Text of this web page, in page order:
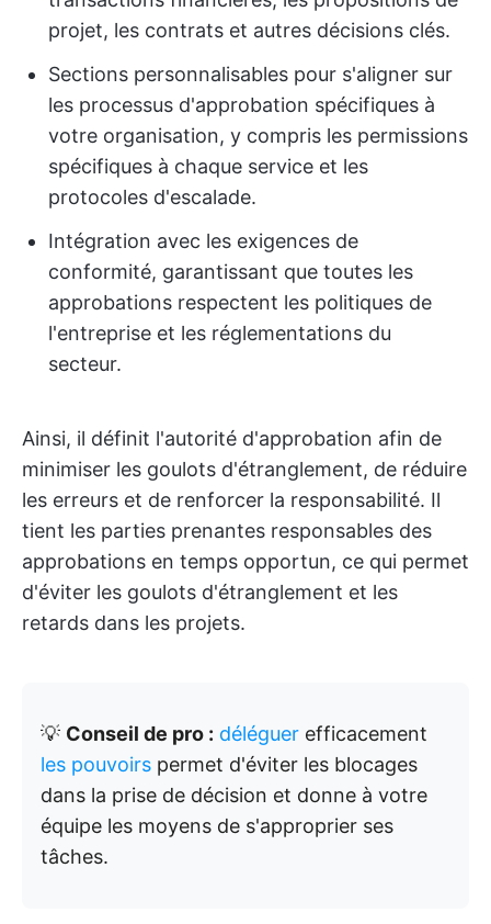
projet, les contrats et autres décisions clés.
Sections personnalisables pour s'aligner sur
les processus d'approbation spécifiques à
votre organisation, y compris les permissions
spécifiques à chaque service et les
protocoles d'escalade.
Intégration avec les exigences de
conformité, garantissant que toutes les
approbations respectent les politiques de
l'entreprise et les réglementations du
secteur.
Ainsi, il définit l'autorité d'approbation afin de
minimiser les goulots d'étranglement, de réduire
les erreurs et de renforcer la responsabilité. Il
tient les parties prenantes responsables des
approbations en temps opportun, ce qui permet
d'éviter les goulots d'étranglement et les
retards dans les projets.
💡 Conseil de pro : déléguer efficacement
les pouvoirs permet d'éviter les blocages
dans la prise de décision et donne à votre
équipe les moyens de s'approprier ses
tâches.